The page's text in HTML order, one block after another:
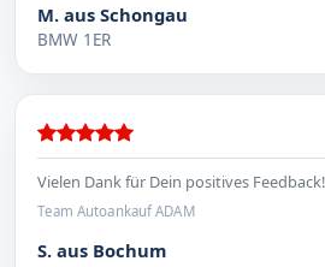
M. aus Schongau
BMW 1ER
Vielen Dank für Dein positives Feedback!
Team Autoankauf ADAM
S. aus Bochum